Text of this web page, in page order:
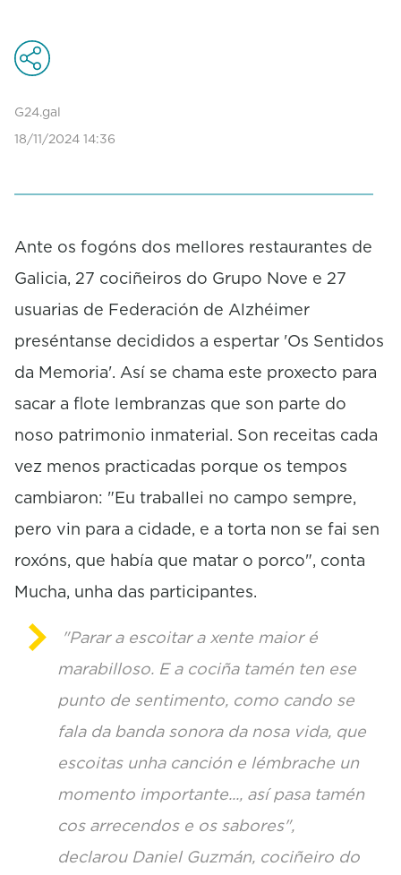
c
o
d
o
s
o
d
G24.gal
18/11/2024 14:36
Ante os fogóns dos mellores restaurantes de
Galicia, 27 cociñeiros do Grupo Nove e 27
usuarias de Federación de Alzhéimer
preséntanse decididos a espertar 'Os Sentidos
da Memoria'. Así se chama este proxecto para
sacar a flote lembranzas que son parte do
noso patrimonio inmaterial. Son receitas cada
vez menos practicadas porque os tempos
cambiaron: "Eu traballei no campo sempre,
pero vin para a cidade, e a torta non se fai sen
roxóns, que había que matar o porco", conta
Mucha, unha das participantes.
"Parar a escoitar a xente maior é
marabilloso. E a cociña tamén ten ese
punto de sentimento, como cando se
fala da banda sonora da nosa vida, que
escoitas unha canción e lémbrache un
momento importante..., así pasa tamén
cos arrecendos e os sabores",
declarou Daniel Guzmán, cociñeiro do